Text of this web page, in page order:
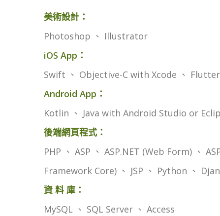
美術設計：
Photoshop 、 Illustrator
iOS App：
Swift 、 Objective-C with Xcode 、
Android App：
Kotlin 、 Java with Android Studio or
後端網頁程式：
PHP 、 ASP 、 ASP.NET (Web Form) 、
Framework Core) 、 JSP 、 Python 、
資 料 庫：
MySQL 、 SQL Server 、 Access